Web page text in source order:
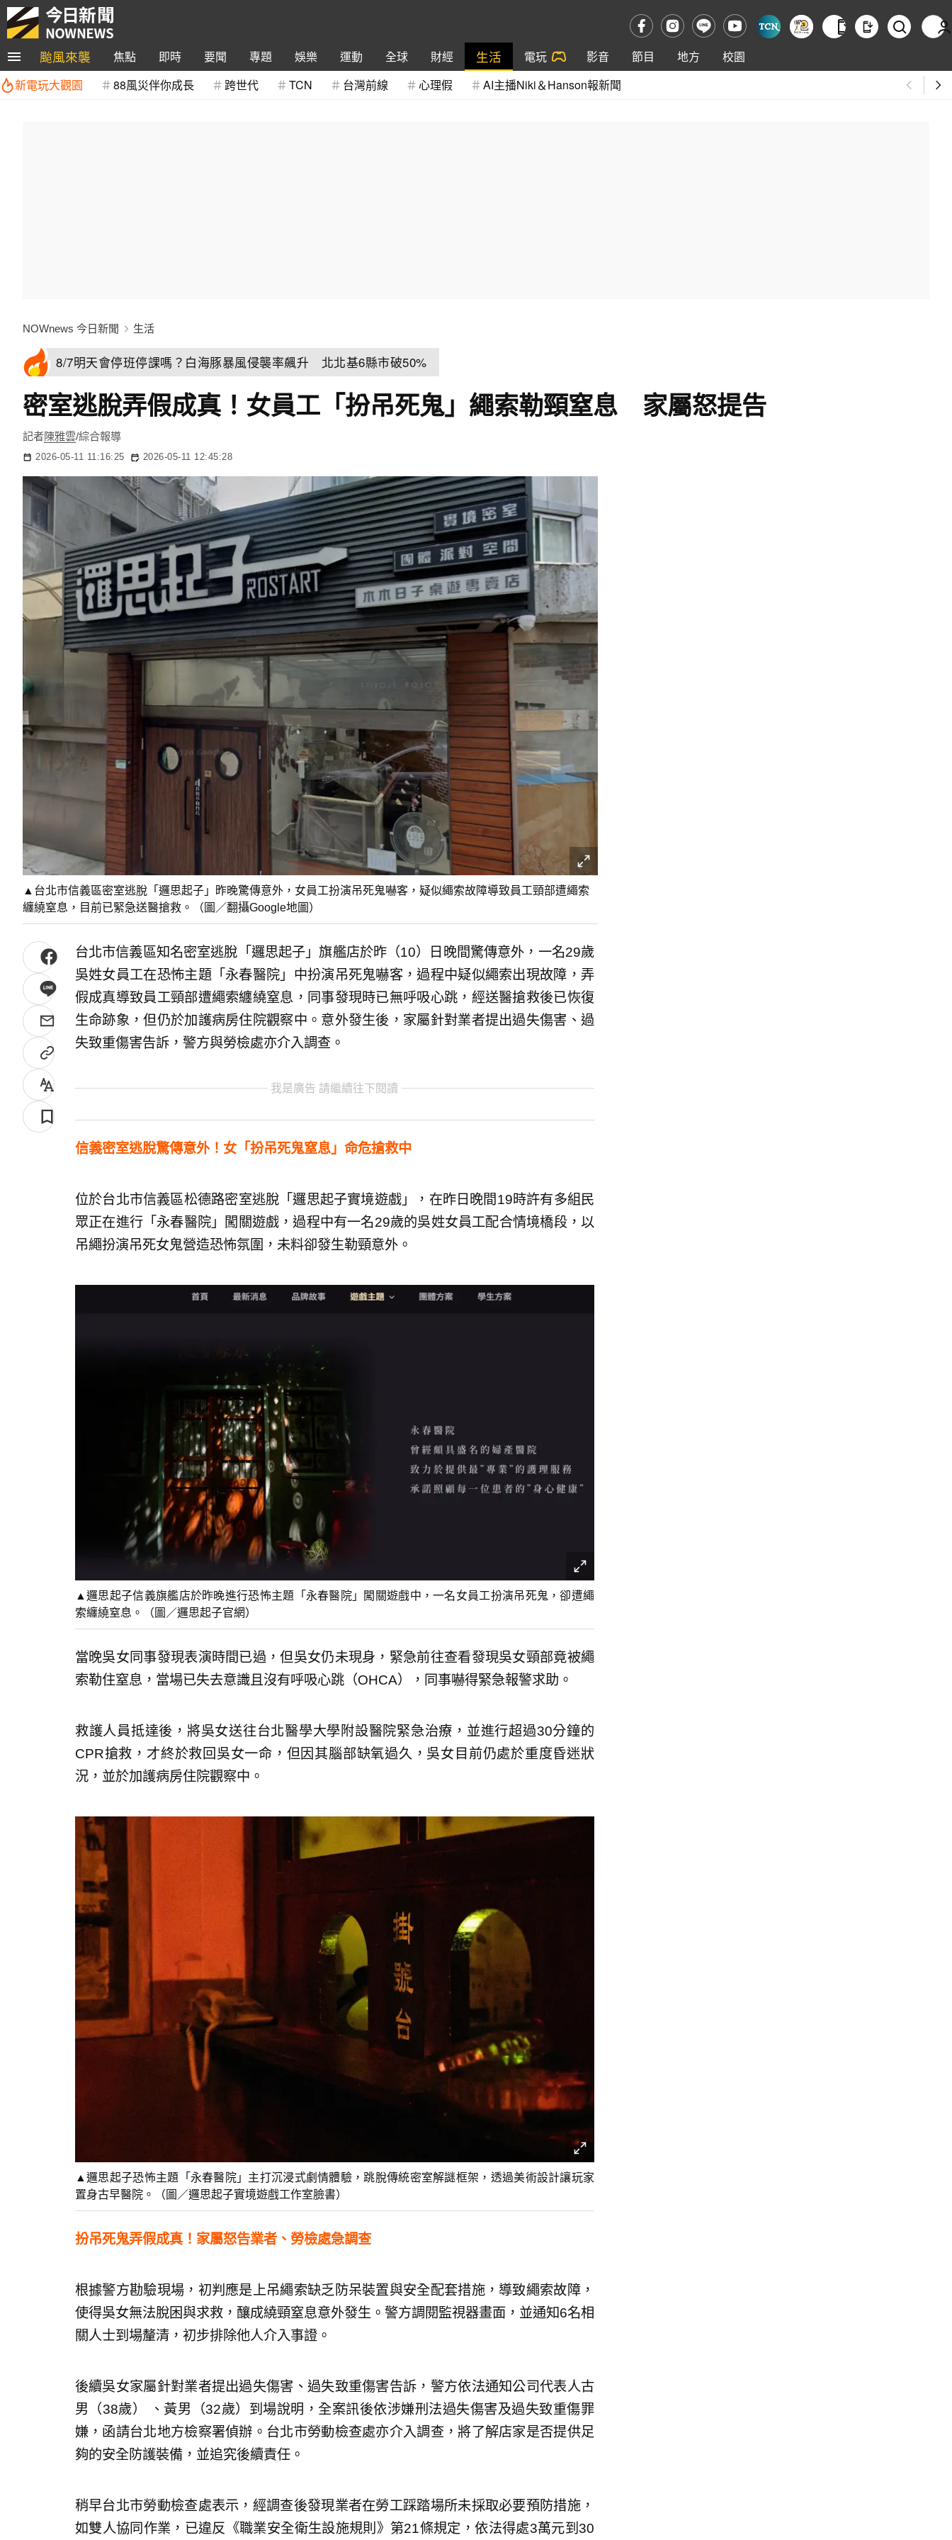
颱風來襲 焦點 即時 要聞 專題 娛樂 運動 全球 財經 生活 電玩 影音 節目 地方
校園
新電玩大觀園
88風災伴你成長 跨世代 TCN 台灣前線 心理假 AI主播Niki＆Hanson報新聞
NOWnews 今日新聞 生活
8/7明天會停班停課嗎？白海豚暴風侵襲率飆升 北北基6縣市破50%
密室逃脫弄假成真！女員工「扮吊死鬼」繩索勒頸窒息 家屬怒提告
記者陳雅雲/綜合報導
2026-05-11 11:16:25 2026-05-11 12:45:28
▲台北市信義區密室逃脫「邏思起子」昨晚驚傳意外，女員工扮演吊死鬼嚇客，疑似繩索故障導致員工頸部遭繩索
纏繞窒息，目前已緊急送醫搶救。（圖／翻攝Google地圖）
台北市信義區知名密室逃脫「邏思起子」旗艦店於昨（10）日晚間驚傳意外，一名29歲
吳姓女員工在恐怖主題「永春醫院」中扮演吊死鬼嚇客，過程中疑似繩索出現故障，弄
假成真導致員工頸部遭繩索纏繞窒息，同事發現時已無呼吸心跳，經送醫搶救後已恢復
生命跡象，但仍於加護病房住院觀察中。意外發生後，家屬針對業者提出過失傷害、過
失致重傷害告訴，警方與勞檢處亦介入調查。
我是廣告 請繼續往下閱讀
信義密室逃脫驚傳意外！女「扮吊死鬼窒息」命危搶救中
位於台北市信義區松德路密室逃脫「邏思起子實境遊戲」，在昨日晚間19時許有多組民
眾正在進行「永春醫院」闖關遊戲，過程中有一名29歲的吳姓女員工配合情境橋段，以
吊繩扮演吊死女鬼營造恐怖氛圍，未料卻發生勒頸意外。
▲邏思起子信義旗艦店於昨晚進行恐怖主題「永春醫院」闖關遊戲中，一名女員工扮演吊死鬼，卻遭繩
索纏繞窒息。（圖／邏思起子官網）
當晚吳女同事發現表演時間已過，但吳女仍未現身，緊急前往查看發現吳女頸部竟被繩
索勒住窒息，當場已失去意識且沒有呼吸心跳（OHCA），同事嚇得緊急報警求助。
救護人員抵達後，將吳女送往台北醫學大學附設醫院緊急治療，並進行超過30分鐘的
CPR搶救，才終於救回吳女一命，但因其腦部缺氧過久，吳女目前仍處於重度昏迷狀
況，並於加護病房住院觀察中。
▲邏思起子恐怖主題「永春醫院」主打沉浸式劇情體驗，跳脫傳統密室解謎框架，透過美術設計讓玩家
置身古早醫院。（圖／邏思起子實境遊戲工作室臉書）
扮吊死鬼弄假成真！家屬怒告業者、勞檢處急調查
根據警方勘驗現場，初判應是上吊繩索缺乏防呆裝置與安全配套措施，導致繩索故障，
使得吳女無法脫困與求救，釀成繞頸窒息意外發生。警方調閱監視器畫面，並通知6名相
關人士到場釐清，初步排除他人介入事證。
後續吳女家屬針對業者提出過失傷害、過失致重傷害告訴，警方依法通知公司代表人古
男（38歲） 、黃男（32歲）到場說明，全案訊後依涉嫌刑法過失傷害及過失致重傷罪
嫌，函請台北地方檢察署偵辦。台北市勞動檢查處亦介入調查，將了解店家是否提供足
夠的安全防護裝備，並追究後續責任。
稍早台北市勞動檢查處表示，經調查後發現業者在勞工踩踏場所未採取必要預防措施，
如雙人協同作業，已違反《職業安全衛生設施規則》第21條規定，依法得處3萬元到30